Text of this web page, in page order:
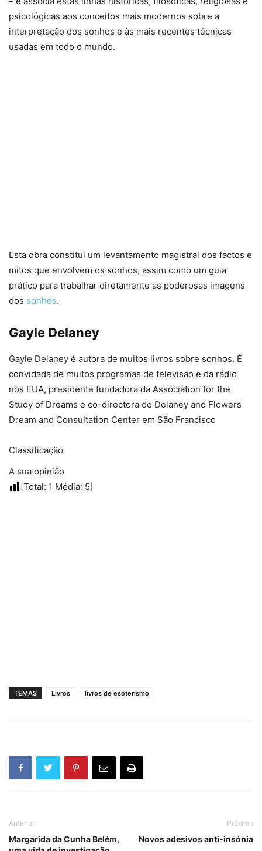
psicológicas aos conceitos mais modernos sobre a
interpretação dos sonhos e às mais recentes técnicas
usadas em todo o mundo.
Esta obra constitui um levantamento magistral dos factos e
mitos que envolvem os sonhos, assim como um guia
prático para trabalhar diretamente as poderosas imagens
dos sonhos.
Gayle Delaney
Gayle Delaney é autora de muitos livros sobre sonhos. É
convidada de muitos programas de televisão e da rádio
nos EUA, presidente fundadora da Association for the
Study of Dreams e co-directora do Delaney and Flowers
Dream and Consultation Center em São Francisco
Classificação
A sua opinião
[Total: 1 Média: 5]
TEMAS Livros livros de esoterismo
Anterior
Margarida da Cunha Belém,
Próximo
Novos adesivos anti-insónia